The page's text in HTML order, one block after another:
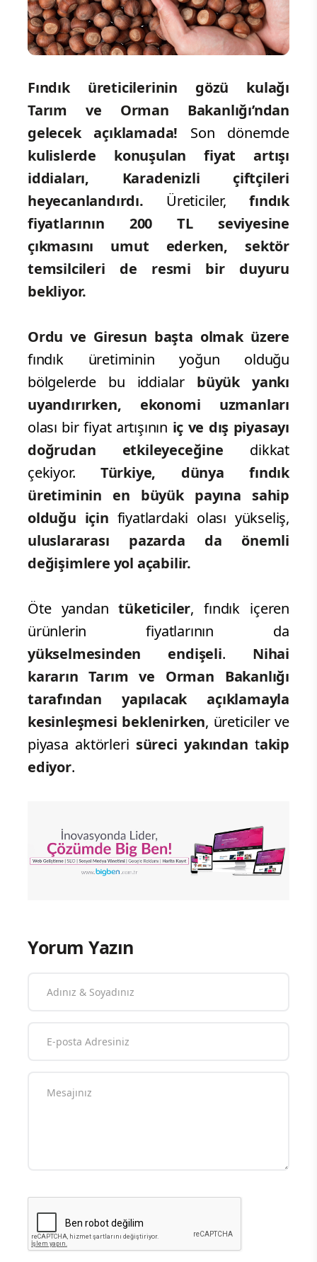
Fındık üreticilerinin gözü kulağı
Tarım ve Orman Bakanlığı’ndan
gelecek açıklamada! Son dönemde
kulislerde konuşulan fiyat artışı
iddiaları, Karadenizli çiftçileri
heyecanlandırdı. Üreticiler, fındık
fiyatlarının 200 TL seviyesine
çıkmasını umut ederken, sektör
temsilcileri de resmi bir duyuru
bekliyor.
Ordu ve Giresun başta olmak üzere
fındık üretiminin yoğun olduğu
bölgelerde bu iddialar büyük yankı
uyandırırken, ekonomi
uzmanları
olası bir fiyat artışının iç ve dış piyasayı
doğrudan etkileyeceğine dikkat
çekiyor. Türkiye, dünya fındık
üretiminin en büyük payına sahip
olduğu için fiyatlardaki olası yükseliş,
uluslararası pazarda da önemli
değişimlere yol açabilir.
Öte yandantüketiciler, fındık içeren
ürünlerin fiyatlarının da
yükselmesinden endişeli. Nihai
kararın Tarım ve Orman Bakanlığı
tarafından
yapılacak açıklamayla
kesinleşmesi beklenirken, üreticiler ve
piyasa aktörleri süreci yakından takip
ediyor.
Yorum Yazın